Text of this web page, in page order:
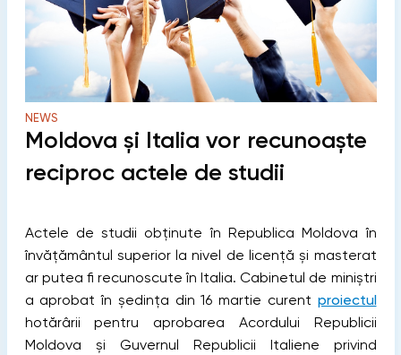
NEWS
Moldova și Italia vor recunoaște
reciproc actele de studii
Actele de studii obținute în Republica Moldova în
învățământul superior la nivel de licență și masterat
ar putea fi recunoscute în Italia. Cabinetul de miniștri
a aprobat în ședința din 16 martie curent proiectul
hotărârii pentru aprobarea Acordului Republicii
Moldova și Guvernul Republicii Italiene privind